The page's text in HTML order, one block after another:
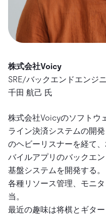
株式会社Voicy
SRE/バックエンドエンジ
千田 航己 氏
株式会社Voicyのソフトウ
ライン決済システムの開
のヘビーリスナーを経て
バイルアプリのバックエ
基盤システムを開発する
各種リソース管理、モニ
当。
最近の趣味は将棋とギター